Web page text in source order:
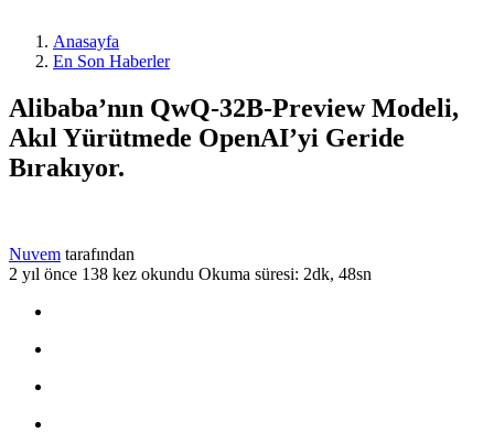
Anasayfa
En Son Haberler
Alibaba’nın QwQ-32B-Preview Modeli,
Akıl Yürütmede OpenAI’yi Geride
Bırakıyor.
Nuvem tarafından
2 yıl önce 138 kez okundu Okuma süresi: 2dk, 48sn